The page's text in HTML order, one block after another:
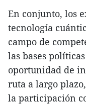
En conjunto, los
tecnología
campo de
las bases
oportunidad de
ruta a largo
la participación